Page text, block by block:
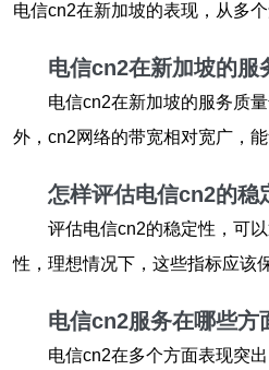
电信cn2在新加坡的表现，从多
电信cn2在新加坡的服
电信cn2在新加坡的服务质
外，cn2网络的带宽相对宽广，
怎样评估电信cn2的稳
评估电信cn2的稳定性，可
性，理想情况下，这些指标应该
电信cn2服务在哪些方
电信cn2在多个方面表现突